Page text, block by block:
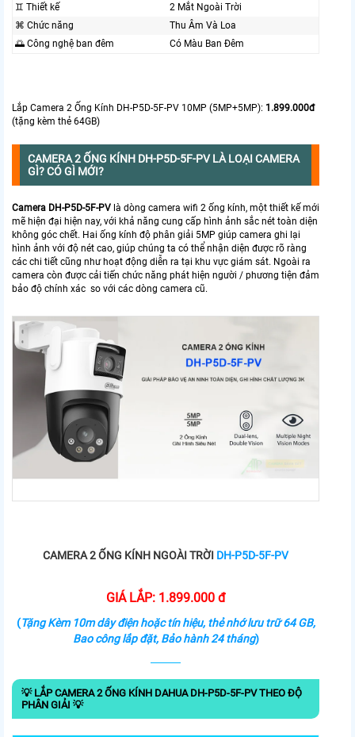
♊ Thiết kế
2 Mắt Ngoài Trời
⌘ Chức năng
Thu Âm Và Loa
🌅 Công nghệ ban đêm
Có Màu Ban Ðêm
Lắp Camera 2 Ống Kính DH-P5D-5F-PV 10MP (5MP+5MP): 1.899.000đ
(tặng kèm thẻ 64GB)
CAMERA 2 ỐNG KÍNH DH-P5D-5F-PV LÀ LOẠI CAMERA
GÌ? CÓ GÌ MỚI?
Camera DH-P5D-5F-PV là dòng camera wifi 2 ống kính, một thiết kế mới
mẽ hiện đại hiện nay, với khả năng cung cấp hình ảnh sắc nét toàn diện
không góc chết. Hai ống kính độ phân giải 5MP giúp camera ghi lại
hình ảnh với độ nét cao, giúp chúng ta có thể nhận diện được rõ ràng
các chi tiết cũng như hoạt động diễn ra tại khu vực giám sát. Ngoài ra
camera còn được cải tiến chức năng phát hiện người / phương tiện đảm
bảo độ chính xác so với các dòng camera cũ.
CAMERA 2 ỐNG KÍNH NGOÀI TRỜI DH-P5D-5F-PV
GIÁ LẮP: 1.899.000 đ
(Tặng Kèm 10m dây điện hoặc tín hiệu, thẻ nhớ lưu trữ 64 GB,
Bao công lắp đặt, Bảo hành 24 tháng)
💡 LẮP CAMERA 2 ỐNG KÍNH DAHUA DH-P5D-5F-PV THEO ĐỘ
PHÂN GIẢI 💡